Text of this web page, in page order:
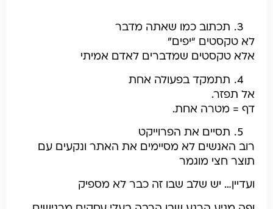
תכתוב כמו שאתה מדבר
לא טקסטים “יפים”
אלא טקסטים שמדברים לאדם אמיתי
תתמקד בפעולה אחת
אל תפזר.
דף = מטרה אחת.
תסיים את הפרוייקט
רוב האנשים לא מסיימים את האתר ונקעים עם
תוצר חצי מוגמר
ועדיין… יש שלב שבו זה כבר לא מספיק